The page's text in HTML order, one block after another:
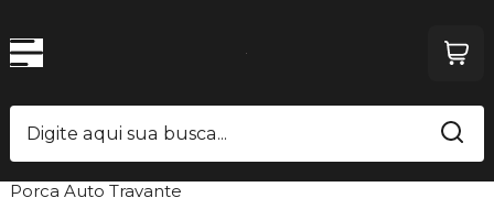
Porca Auto Travante